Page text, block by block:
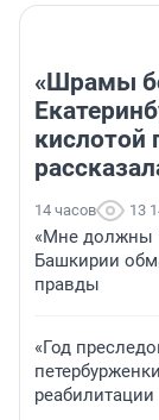
«Шрамы
кислотой
14 часов 13
«Мне должны
Башкирии
правды
«Год
реабилитации